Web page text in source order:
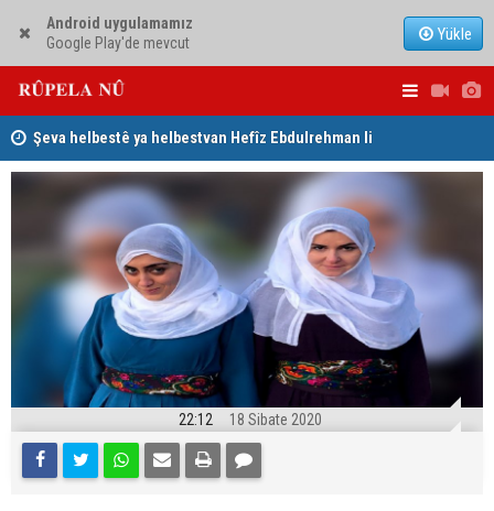
Android uygulamamız
Google Play'de mevcut
Yükle
Şeva helbestê ya helbestvan Hefîz Ebdulrehman li
Düsseldorfê Herêma
22:12 18 Sibate 2020